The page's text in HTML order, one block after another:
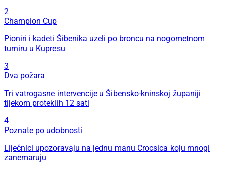
2
Champion Cup
Pioniri i kadeti Šibenika uzeli po broncu na nogometnom
turniru u Kupresu
3
Dva požara
Tri vatrogasne intervencije u Šibensko-kninskoj županiji
tijekom proteklih 12 sati
4
Poznate po udobnosti
Liječnici upozoravaju na jednu manu Crocsica koju mnogi
zanemaruju